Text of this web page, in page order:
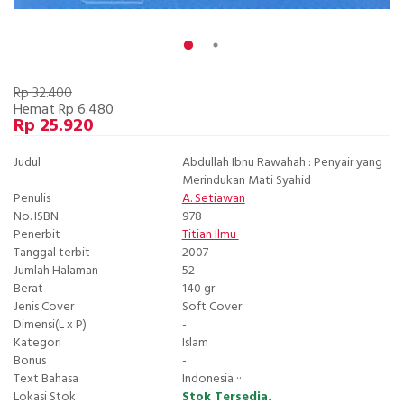
Rp 32.400
Hemat Rp 6.480
Rp 25.920
Judul
Abdullah Ibnu Rawahah : Penyair yang
Merindukan Mati Syahid
Penulis
A. Setiawan
No. ISBN
978
Penerbit
Titian Ilmu
Tanggal terbit
2007
Jumlah Halaman
52
Berat
140 gr
Jenis Cover
Soft Cover
Dimensi(L x P)
-
Kategori
Islam
Bonus
-
Text Bahasa
Indonesia ··
Lokasi Stok
Stok Tersedia.